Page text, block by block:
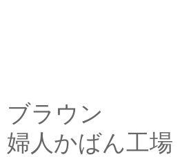
ブラウン
婦人かばん工場